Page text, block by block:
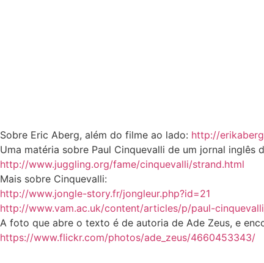
Sobre Eric Aberg, além do filme ao lado: http://
Uma matéria sobre Paul Cinquevalli de um jornal inglês
http://www.juggling.org/fame/cinquevalli/strand.html
Mais sobre Cinquevalli:
http://www.jongle-story.fr/jongleur.php?id=21
http://www.vam.ac.uk/content/articles/p/paul-
A foto que abre o texto é de autoria de Ade Zeus, e
https://www.flickr.com/photos/ade_zeus/4660453343/